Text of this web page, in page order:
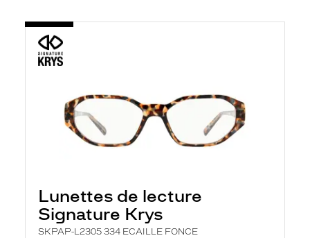
Lunettes de lecture
Signature Krys
SKPAP-L2305 334 ECAILLE FONCE